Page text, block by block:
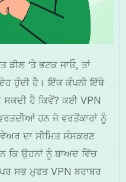
ਡੀਲ ‘ਤੇ ਭਟਕ ਜਾਓ, ਤਾਂ
ਹੁੰਦੀ ਹੈ। ਇੱਕ ਕੰਪਨੀ ਇੱਥੇ
ਹੈ ਕਿਵੇਂ? ਕਈ VPN
ਹਨ ਜੋ ਵਰਤੋਂਕਾਰਾਂ ਨੂੰ
ਦਾ ਸੀਮਿਤ ਸੰਸਕਰਣ
ਉਹਨਾਂ ਨੂੰ ਬਾਅਦ ਵਿੱਚ
ਸਭ ਮੁਫਤ VPN ਬਰਾਬਰ